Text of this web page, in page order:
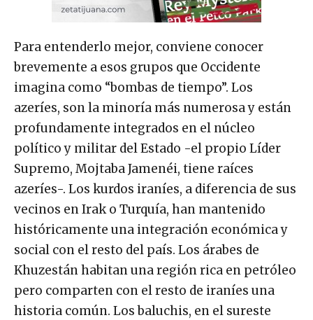
Para entenderlo mejor, conviene conocer
brevemente a esos grupos que Occidente
imagina como “bombas de tiempo”. Los
azeríes, son la minoría más numerosa y están
profundamente integrados en el núcleo
político y militar del Estado -el propio Líder
Supremo, Mojtaba Jamenéi, tiene raíces
azeríes-. Los kurdos iraníes, a diferencia de sus
vecinos en Irak o Turquía, han mantenido
históricamente una integración económica y
social con el resto del país. Los árabes de
Khuzestán habitan una región rica en petróleo
pero comparten con el resto de iraníes una
historia común. Los baluchis, en el sureste